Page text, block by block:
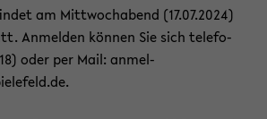
am Mitt­woch­abend (17.07.2024)
An­mel­den kön­nen Sie sich te­le­fo­
oder per Mail: an­mel­